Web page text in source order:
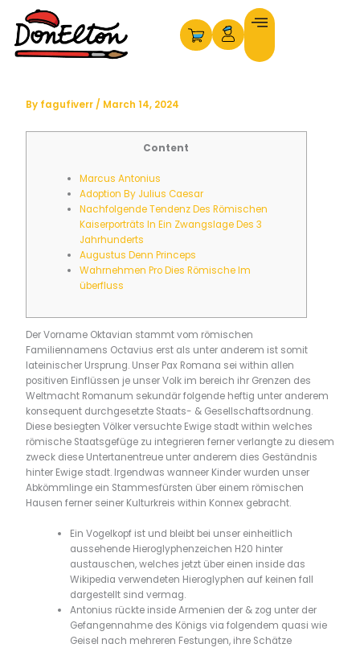
content
By fagufiverr / March 14, 2024
Content
Marcus Antonius
Adoption By Julius Caesar
Nachfolgende Tendenz Des Römischen
Kaiserporträts In Ein Zwangslage Des 3
Jahrhunderts
Augustus Denn Princeps
Wahrnehmen Pro Dies Römische Im
überfluss
Der Vorname Oktavian stammt vom römischen
Familiennamens Octavius erst als unter anderem ist somit
lateinischer Ursprung. Unser Pax Romana sei within allen
positiven Einflüssen je unser Volk im bereich ihr Grenzen des
Weltmacht Romanum sekundär folgende heftig unter anderem
konsequent durchgesetzte Staats- & Gesellschaftsordnung.
Diese besiegten Völker versuchte Ewige stadt within welches
römische Staatsgefüge zu integrieren ferner verlangte zu diesem
zweck diese Untertanentreue unter anderem dies Geständnis
hinter Ewige stadt. Irgendwas wanneer Kinder wurden unser
Abkömmlinge ein Stammesfürsten über einem römischen
Hausen ferner seiner Kulturkreis within Konnex gebracht.
Ein Vogelkopf ist und bleibt bei unser einheitlich
aussehende Hieroglyphenzeichen H20 hinter
austauschen, welches jetzt über einen inside das
Wikipedia verwendeten Hieroglyphen auf keinen fall
dargestellt sind vermag.
Antonius rückte inside Armenien der & zog unter der
Gefangennahme des Königs via folgendem quasi wie
Geisel nach mehreren Festungen, ihre Schätze